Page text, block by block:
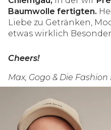
Baumwolle fertigten.
Liebe zu Getränken,
etwas wirklich
Cheers!
Max, Gogo & Die